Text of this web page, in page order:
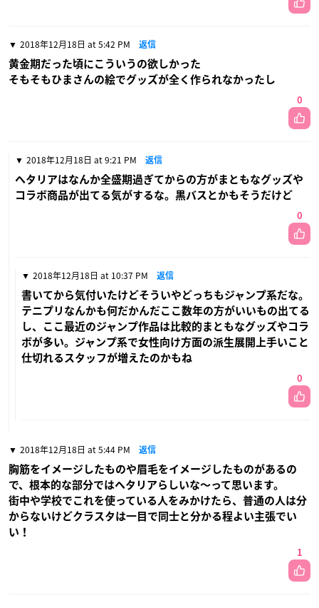
2018年12月18日 at 5:42 PM 返信
黄金期だった頃にこういうの欲しかった
そもそもひまさんの絵でグッズが全く作られなかったし
0
2018年12月18日 at 9:21 PM 返信
ヘタリアはなんか全盛期過ぎてからの方がまともなグッズや
コラボ商品が出てる気がするな。黒バスとかもそうだけど
0
2018年12月18日 at 10:37 PM 返信
書いてから気付いたけどそういやどっちもジャンプ系だな。
テニプリなんかも何だかんだここ数年の方がいいもの出てる
し、ここ最近のジャンプ作品は比較的まともなグッズやコラ
ボが多い。ジャンプ系で女性向け方面の派生展開上手いこと
仕切れるスタッフが増えたのかもね
0
2018年12月18日 at 5:44 PM 返信
胸筋をイメージしたものや眉毛をイメージしたものがあるの
で、根本的な部分ではヘタリアらしいな〜って思います。
街中や学校でこれを使っている人をみかけたら、普通の人は分
からないけどクラスタは一目で同士と分かる程よい主張でい
い！
1